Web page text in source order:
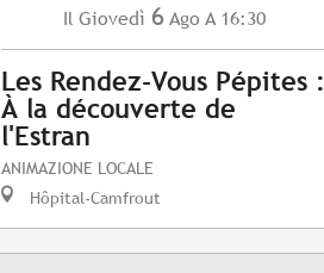
Il Giovedì 6 Ago A 16:30
Les Rendez-Vous Pépites :
À la découverte de
l'Estran
ANIMAZIONE LOCALE
Hôpital-Camfrout